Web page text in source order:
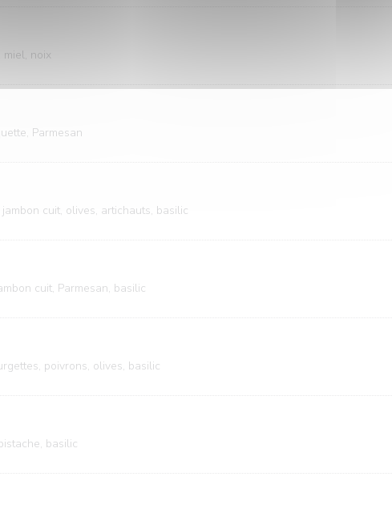
miel, noix
Parmesan
cuit, olives, artichauts, basilic
cuit, Parmesan, basilic
poivrons, olives, basilic
basilic